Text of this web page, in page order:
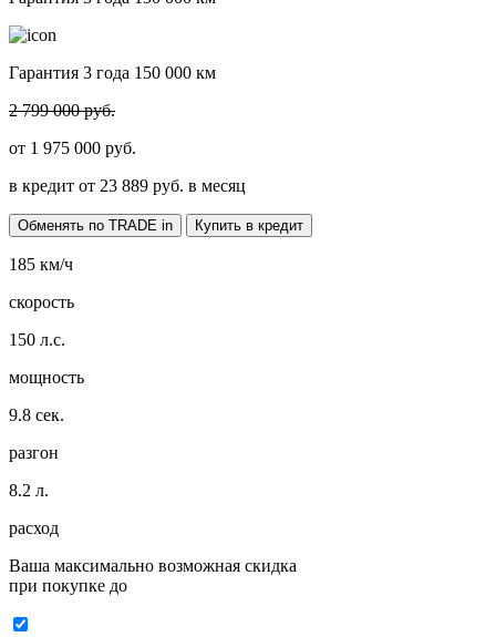
Гарантия 3 года 150 000 км
2 799 000 руб.
от 1 975 000 руб.
в кредит от 23 889 руб. в месяц
Обменять по TRADE in Купить в кредит
185 км/ч
скорость
150 л.с.
мощность
9.8 сек.
разгон
8.2 л.
расход
Ваша максимально возможная скидка
при покупке до